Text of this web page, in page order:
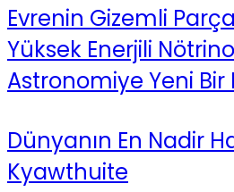
Evrenin Gizemli
Yüksek Enerjili
Astronomiye Yeni Bir
Dünyanın En Nadir
Kyawthuite